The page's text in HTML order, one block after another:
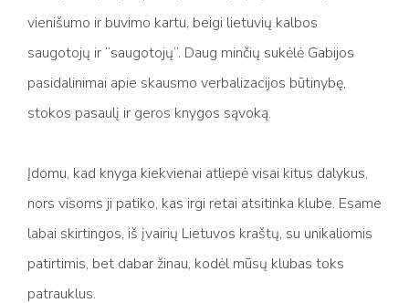
vienišumo ir buvimo kartu, beigi lietuvių kalbos
saugotojų ir “saugotojų”. Daug minčių sukėlė Gabijos
pasidalinimai apie skausmo verbalizacijos būtinybę,
stokos pasaulį ir geros knygos sąvoką.
Įdomu, kad knyga kiekvienai atliepė visai kitus dalykus,
nors visoms ji patiko, kas irgi retai atsitinka klube. Esame
labai skirtingos, iš įvairių Lietuvos kraštų, su unikaliomis
patirtimis, bet dabar žinau, kodėl mūsų klubas toks
patrauklus.